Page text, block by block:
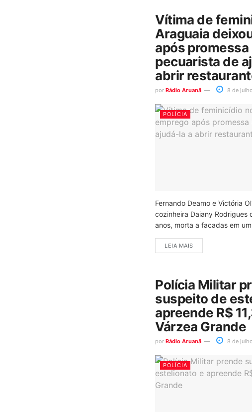
Vítima de
Araguaia
após promessa
pecuarista de
abrir
por Rádio Aruanã 8 de
POLÍCIA
Fernando Deamo e Victória
cozinheira Daiany Rodrigues
anos, morta a facadas em
LEIA MAIS
Polícia Militar
suspeito de
apreende R$
Várzea Grande
por Rádio Aruanã 8 de
POLÍCIA